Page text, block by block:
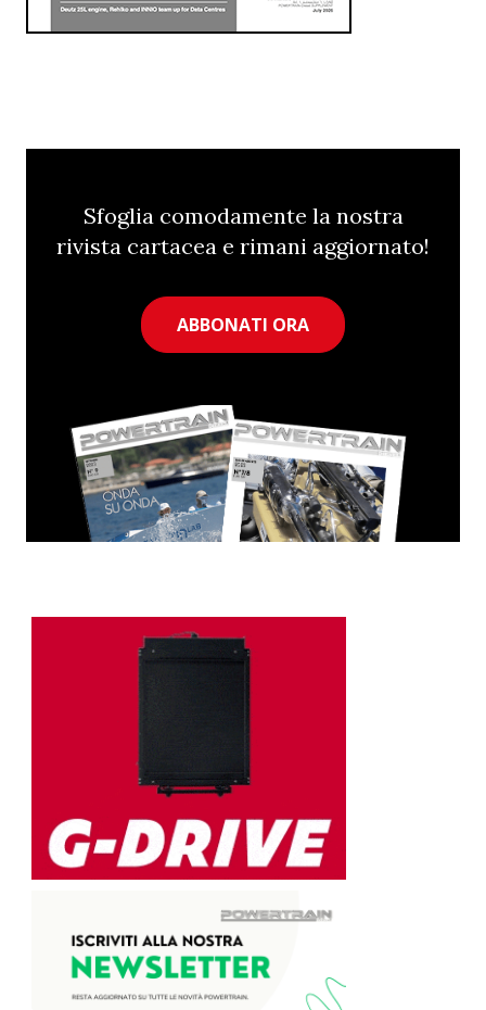
Sfoglia comodamente la nostra
rivista cartacea e rimani aggiornato!
ABBONATI ORA